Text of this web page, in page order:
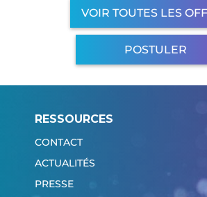
VOIR TOUTES LES
POSTULER
RESSOURCES
CONTACT
ACTUALITÉS
PRESSE